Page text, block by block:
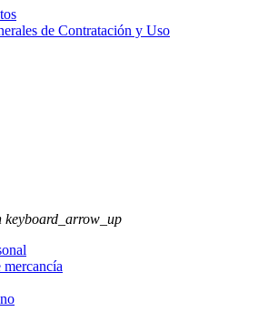
de Contratación y Uso
keyboard_arrow_up